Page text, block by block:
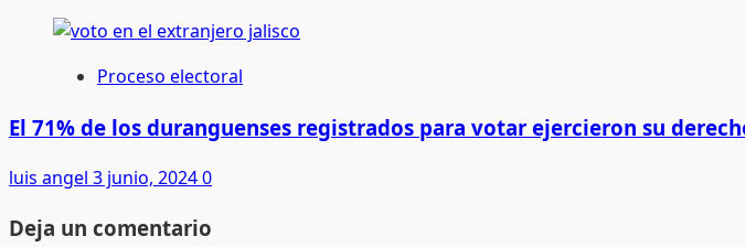
Proceso electoral
El 71% de los duranguenses registrados para votar ejercieron su
luis angel 3 junio, 20240
Deja un comentario